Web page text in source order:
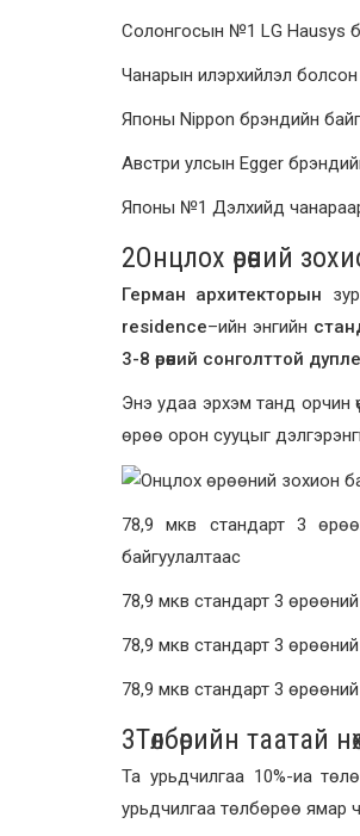
Солонгосын №1 LG Hausys
Чанарын илэрхийлэл
Японы Nippon брэндийн
Австри улсын Egger
Японы №1 Дэлхийд
2Онцлох өрөөний
Герман архитекторын
residence–ийн энгийн
3-8 өрөөний сонголттой
Энэ удаа эрхэм танд орчин
өрөө орон сууцыг
78,9 мкв стандарт 3
байгуулалтаас
78,9 мкв стандарт 3
78,9 мкв стандарт 3
78,9 мкв стандарт 3
3Төлбөрийн таатай
Та урьдчилгаа 10%-иа
урьдчилгаа төлбөрөө ямар ч